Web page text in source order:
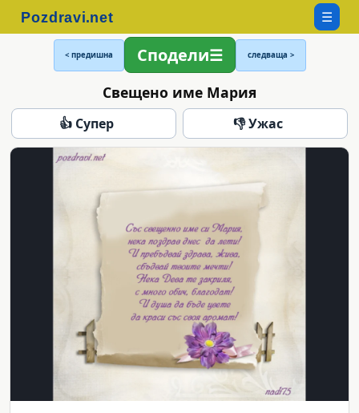
☰
< предишна Сподели следваща >
Свещено име Мария
👍 Супер 👎 Ужас